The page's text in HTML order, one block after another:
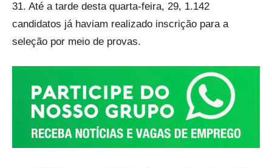
31. Até a tarde desta quarta-feira, 29, 1.142
candidatos já haviam realizado inscrição para a
seleção por meio de provas.